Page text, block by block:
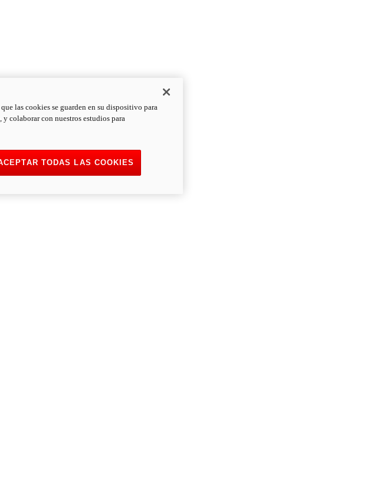
las cookies se guarden en su dispositivo para
colaborar con nuestros estudios para
TODAS LAS COOKIES